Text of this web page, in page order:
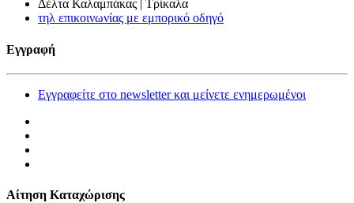
Δέλτα Καλαμπάκας | Τρίκαλα
τηλ επικοινωνίας με εμπορικό οδηγό
Εγγραφή
Εγγραφείτε στο newsletter και μείνετε ενημερωμένοι
Αίτηση Καταχώρισης